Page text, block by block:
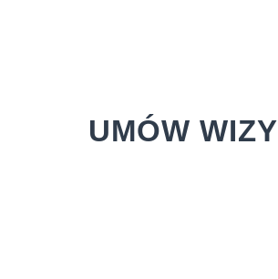
UMÓW